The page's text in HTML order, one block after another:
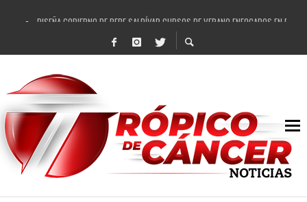
DISEÑA GOBIERNO DE PEPE SALDÍVAR CURSOS DE VERANO ENFOCADOS EN
REFRENDAN LOS 28 DELEGADOS Y 14 COMISARIADOS DE GUADALUPE APOYO A
FORTALECE GOBIERNO DE PEPE SALDÍVAR LA EDUCACIÓN EN LA ZACATECANA
GOBIERNO DE PEPE SALDÍVAR Y GRUPO FEMSA GENERAN MÁS DE 3 MIL EMPLEOS
CUARTA FERIA EXPO AGROPECUARIA TRAJO BENEFICIO DIRECTO A GUADALUPE:
RECONOCE PEPE SALDÍVAR A ARTISTA ZACATECANA VICTORIA HERNÁNDEZ
EGRESA GOBIERNO DE PEPE SALDÍVAR A 500 NUEVAS EMPRESARIAS
SON MUJERES GUADALUPENSES PRINCIPALES BENEFICIADAS DEL PROGRAMA